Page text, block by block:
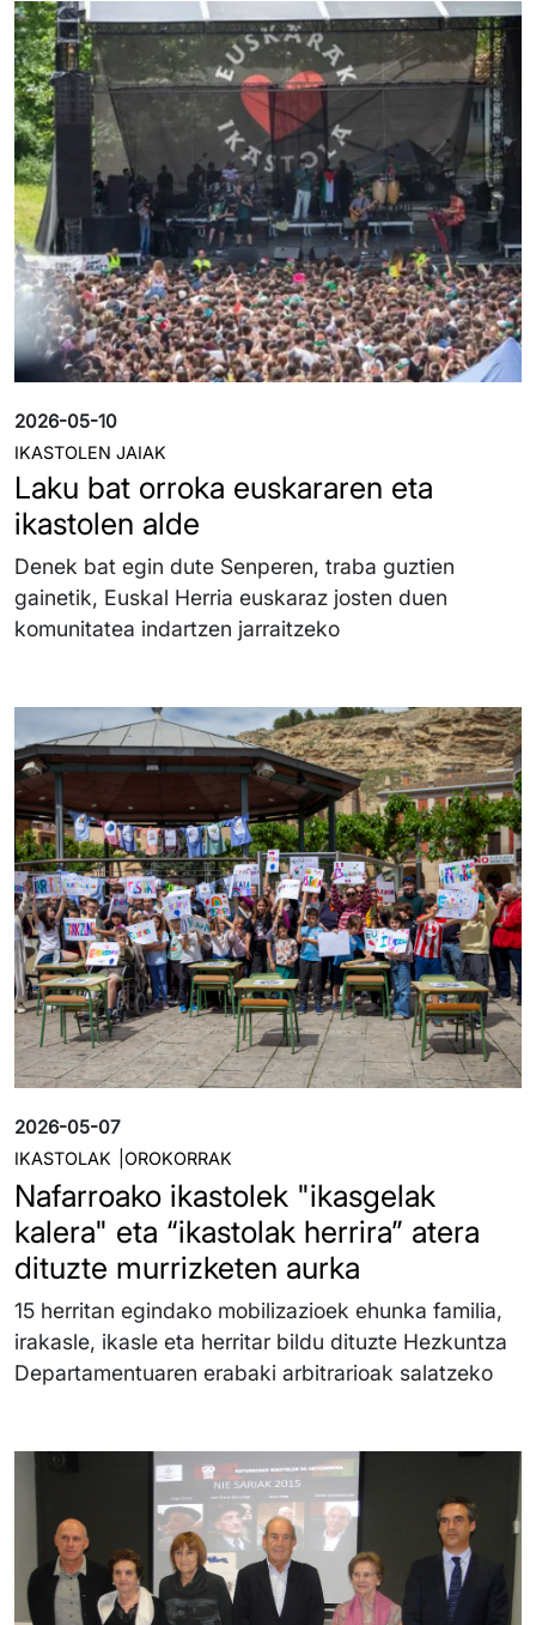
Irudia
2026-05-10
IKASTOLEN JAIAK
Laku bat orroka euskararen eta
ikastolen alde
Denek bat egin dute Senperen, traba guztien
gainetik, Euskal Herria euskaraz josten duen
komunitatea indartzen jarraitzeko
2026-05-07
IKASTOLAK OROKORRAK
Nafarroako ikastolek "ikasgelak
kalera" eta “ikastolak herrira” atera
dituzte murrizketen aurka
15 herritan egindako mobilizazioek ehunka familia,
irakasle, ikasle eta herritar bildu dituzte Hezkuntza
Departamentuaren erabaki arbitrarioak salatzeko
Irudia